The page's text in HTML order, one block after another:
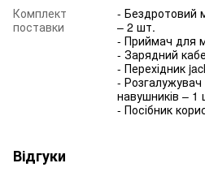
Комплект
поставки
- Бездротовий
– 2 шт.
- Приймач для
- Зарядний
- Перехідник
-
навушників – 1
- Посібник
Відгуки